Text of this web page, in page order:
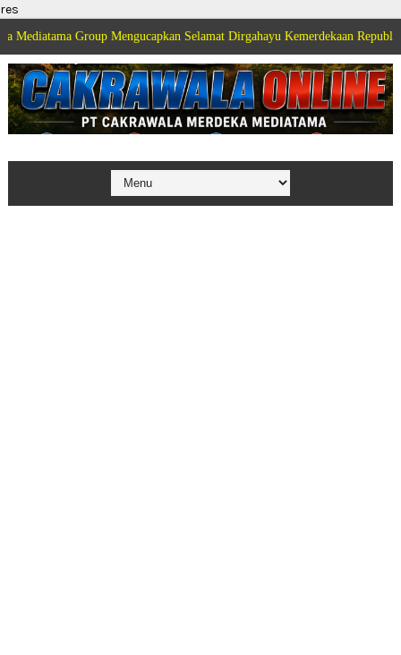
res
Mengucapkan Selamat Dirgahayu Kemerdekaan Republik Indonesia